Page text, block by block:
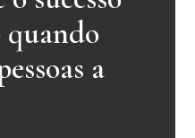
quando
a